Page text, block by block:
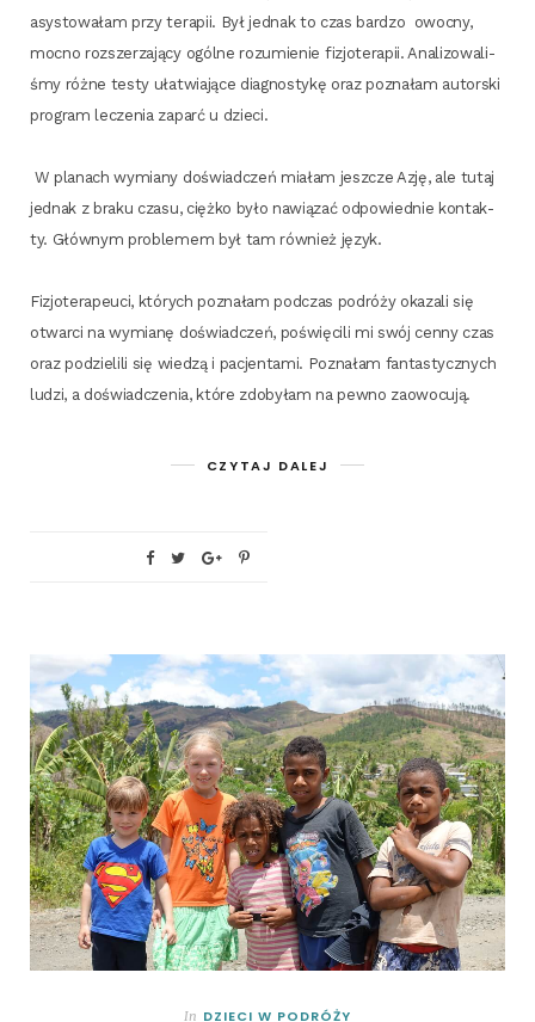
asy­sto­wa­łam przy tera­pii. Był jed­nak to czas bar­dzo owoc­ny,
moc­no roz­sze­rza­ją­cy ogól­ne rozu­mie­nie fizjo­te­ra­pii. Ana­li­zo­wa­li­
śmy róż­ne testy uła­twia­ją­ce dia­gno­sty­kę oraz pozna­łam autor­ski
pro­gram lecze­nia zaparć u dzieci.
W pla­nach wymia­ny doświad­czeń mia­łam jesz­cze Azję, ale tutaj
jed­nak z bra­ku cza­su, cięż­ko było nawią­zać odpo­wied­nie kon­tak­
ty. Głów­nym pro­ble­mem był tam rów­nież język.
Fizjo­te­ra­peu­ci, któ­rych pozna­łam pod­czas podró­ży oka­za­li się
otwar­ci na wymia­nę doświad­czeń, poświę­ci­li mi swój cen­ny czas
oraz podzie­li­li się wie­dzą i pacjen­ta­mi. Pozna­łam fan­ta­stycz­nych
ludzi, a doświad­cze­nia, któ­re zdo­by­łam na pew­no zaowocują.
CZYTAJ DALEJ
In DZIECI W PODRÓŻY